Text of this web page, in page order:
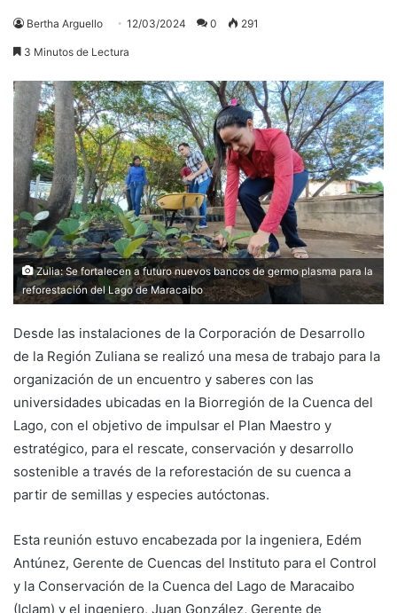
Bertha Arguello 12/03/2024 0 291
3 Minutos de Lectura
Zulia: Se fortalecen a futuro nuevos bancos de germo plasma para la
reforestación del Lago de Maracaibo
Desde las instalaciones de la Corporación de Desarrollo
de la Región Zuliana se realizó una mesa de trabajo para la
organización de un encuentro y saberes con las
universidades ubicadas en la Biorregión de la Cuenca del
Lago, con el objetivo de impulsar el Plan Maestro y
estratégico, para el rescate, conservación y desarrollo
sostenible a través de la reforestación de su cuenca a
partir de semillas y especies autóctonas.
Esta reunión estuvo encabezada por la ingeniera, Edém
Antúnez, Gerente de Cuencas del Instituto para el Control
y la Conservación de la Cuenca del Lago de Maracaibo
(Iclam) y el ingeniero, Juan González, Gerente de